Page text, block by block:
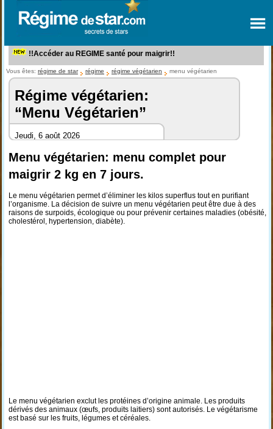
!!Accéder au REGIME santé pour maigrir!!
Vous êtes: régime de star régime régime végétarien menu végétarien
Régime végétarien:
“Menu Végétarien”
Jeudi, 6 août 2026
Menu végétarien: menu complet pour
maigrir 2 kg en 7 jours.
Le menu végétarien permet d’éliminer les kilos superflus tout en purifiant
l’organisme. La décision de suivre un menu végétarien peut être due à des
raisons de surpoids, écologique ou pour prévenir certaines maladies (obésité,
cholestérol, hypertension, diabète).
Le menu végétarien exclut les protéines d’origine animale. Les produits
dérivés des animaux (œufs, produits laitiers) sont autorisés. Le végétarisme
est basé sur les fruits, légumes et céréales.